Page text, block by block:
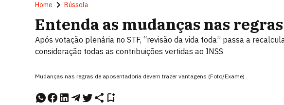
Home Bússola
Entenda as mudanças nas
Após votação plenária no STF, “revisão da vida toda” passa a
consideração todas as contribuições vertidas ao INSS
Mudanças nas regras de aposentadoria devem trazer vantagens (Foto/Exame)